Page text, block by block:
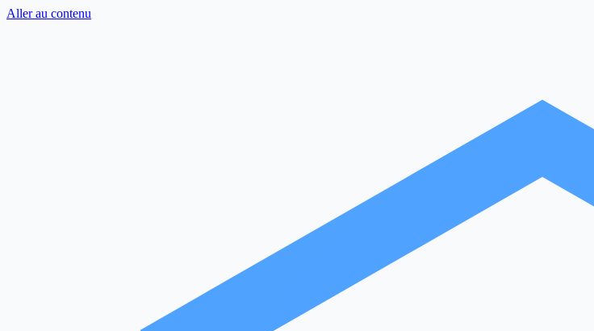
Aller au contenu